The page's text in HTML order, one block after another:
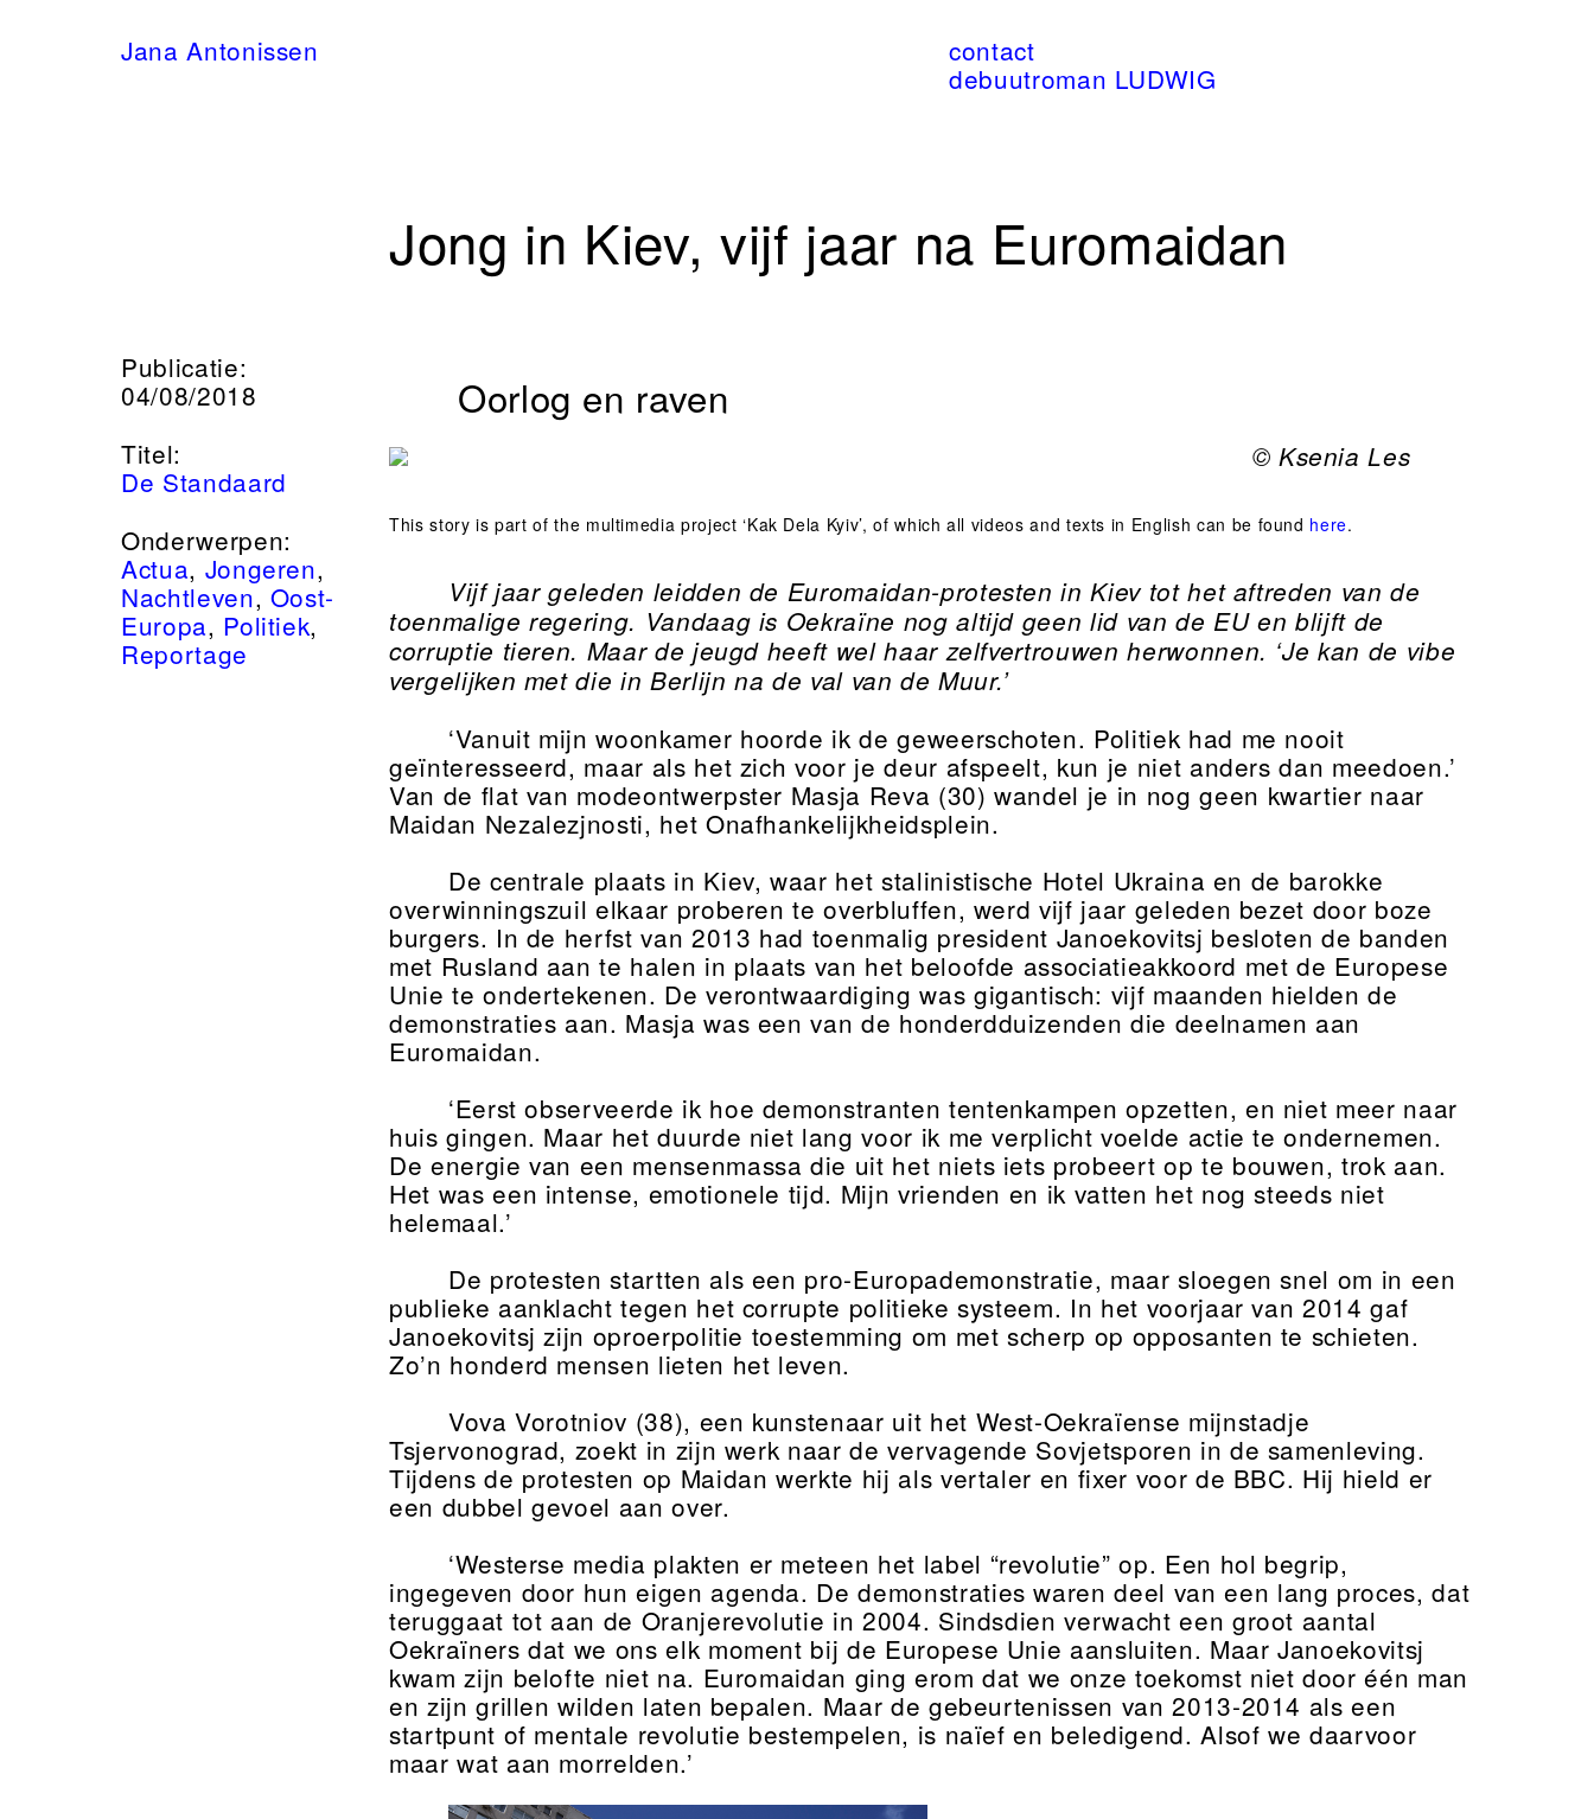
Jana Antonissen
contact
debuutroman LUDWIG
Jong in Kiev, vijf jaar na Euromaidan
Publicatie:
04/08/2018
Titel:
De Standaard
Onderwerpen:
Actua, Jongeren,
Nachtleven, Oost-
Europa, Politiek,
Reportage
Oorlog en raven
© Ksenia Les
This story is part of the multimedia project ‘Kak Dela Kyiv’, of which all videos and texts in English can be found here.
Vijf jaar geleden leidden de Euromaidan-protesten in Kiev tot het aftreden van de
toenmalige regering. Vandaag is Oekraïne nog altijd geen lid van de EU en blijft de
corruptie tieren. Maar de jeugd heeft wel haar zelfvertrouwen herwonnen. ‘Je kan de vibe
vergelijken met die in Berlijn na de val van de Muur.’
‘Vanuit mijn woonkamer hoorde ik de geweerschoten. Politiek had me nooit
geïnteresseerd, maar als het zich voor je deur afspeelt, kun je niet anders dan meedoen.’
Van de flat van modeontwerpster Masja Reva (30) wandel je in nog geen kwartier naar
Maidan Nezalezjnosti, het Onafhankelijkheidsplein.
De centrale plaats in Kiev, waar het stalinistische Hotel Ukraina en de barokke
overwinningszuil elkaar proberen te overbluffen, werd vijf jaar geleden bezet door boze
burgers. In de herfst van 2013 had toenmalig president Janoekovitsj besloten de banden
met Rusland aan te halen in plaats van het beloofde associatieakkoord met de Europese
Unie te ondertekenen. De verontwaardiging was gigantisch: vijf maanden hielden de
demonstraties aan. Masja was een van de honderdduizenden die deelnamen aan
Euromaidan.
‘Eerst observeerde ik hoe demonstranten tentenkampen opzetten, en niet meer naar
huis gingen. Maar het duurde niet lang voor ik me verplicht voelde actie te ondernemen.
De energie van een mensenmassa die uit het niets iets probeert op te bouwen, trok aan.
Het was een intense, emotionele tijd. Mijn vrienden en ik vatten het nog steeds niet
helemaal.’
De protesten startten als een pro-Europademonstratie, maar sloegen snel om in een
publieke aanklacht tegen het corrupte politieke systeem. In het voorjaar van 2014 gaf
Janoekovitsj zijn oproerpolitie toestemming om met scherp op opposanten te schieten.
Zo’n honderd mensen lieten het leven.
Vova Vorotniov (38), een kunstenaar uit het West-Oekraïense mijnstadje
Tsjervonograd, zoekt in zijn werk naar de vervagende Sovjetsporen in de samenleving.
Tijdens de protesten op Maidan werkte hij als vertaler en fixer voor de BBC. Hij hield er
een dubbel gevoel aan over.
‘Westerse media plakten er meteen het label “revolutie” op. Een hol begrip,
ingegeven door hun eigen agenda. De demonstraties waren deel van een lang proces, dat
teruggaat tot aan de Oranjerevolutie in 2004. Sindsdien verwacht een groot aantal
Oekraïners dat we ons elk moment bij de Europese Unie aansluiten. Maar Janoekovitsj
kwam zijn belofte niet na. Euromaidan ging erom dat we onze toekomst niet door één man
en zijn grillen wilden laten bepalen. Maar de gebeurtenissen van 2013-2014 als een
startpunt of mentale revolutie bestempelen, is naïef en beledigend. Alsof we daarvoor
maar wat aan morrelden.’